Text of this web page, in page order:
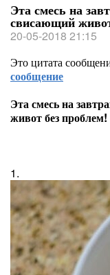
Эта смесь на
свисающий
20-05-2018 21:15
Это цитата
сообщение
Эта смесь на
живот без проблем!
1.